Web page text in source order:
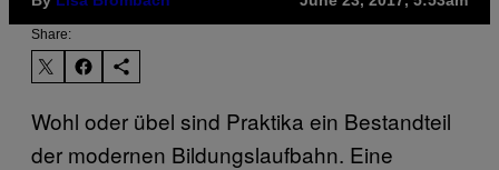
Share:
Wohl oder übel sind Praktika ein Bestandteil
der modernen Bildungslaufbahn. Eine